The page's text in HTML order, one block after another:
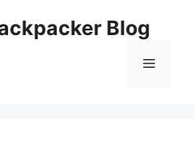
Blog
Menü